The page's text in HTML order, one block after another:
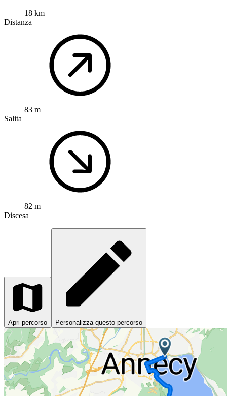
18 km
Distanza
83 m
Salita
82 m
Discesa
Apri percorso Personalizza questo percorso